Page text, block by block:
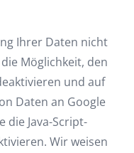
Ihrer Daten nicht
Möglichkeit, den
und auf
Daten an Google
die Java-Script-
Wir weisen